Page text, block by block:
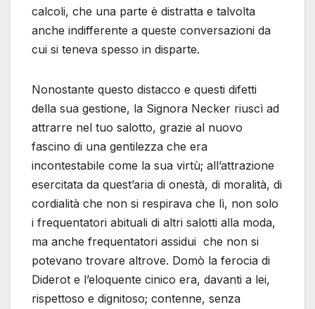
calcoli, che una parte è distratta e talvolta
anche indifferente a queste conversazioni da
cui si teneva spesso in disparte.
Nonostante questo distacco e questi difetti
della sua gestione, la Signora Necker riuscì ad
attrarre nel tuo salotto, grazie al nuovo
fascino di una gentilezza che era
incontestabile come la sua virtù; all’attrazione
esercitata da quest’aria di onestà, di moralità, di
cordialità che non si respirava che lì, non solo
i frequentatori abituali di altri salotti alla moda,
ma anche frequentatori assidui che non si
potevano trovare altrove. Domò la ferocia di
Diderot e l’eloquente cinico era, davanti a lei,
rispettoso e dignitoso; contenne, senza